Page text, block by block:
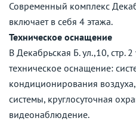
Современный комплекс
включает в себя 4 этажа.
Техническое оснащение
В Декабрьская Б. ул.,10, стр.
техническое оснащение:
кондиционирования
системы, круглосуточная
видеонаблюдение.